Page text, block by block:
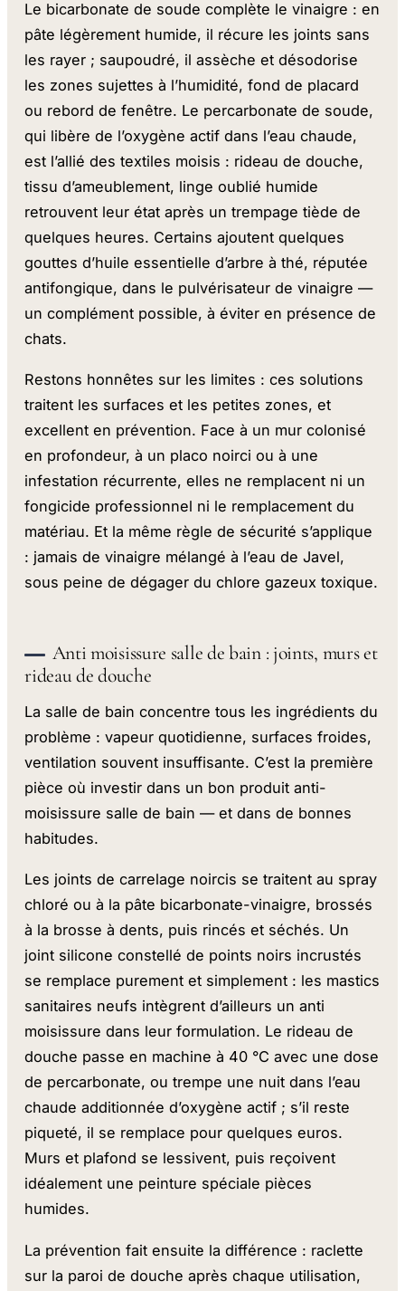
Le bicarbonate de soude complète le vinaigre : en
pâte légèrement humide, il récure les joints sans
les rayer ; saupoudré, il assèche et désodorise
les zones sujettes à l’humidité, fond de placard
ou rebord de fenêtre. Le percarbonate de soude,
qui libère de l’oxygène actif dans l’eau chaude,
est l’allié des textiles moisis : rideau de douche,
tissu d’ameublement, linge oublié humide
retrouvent leur état après un trempage tiède de
quelques heures. Certains ajoutent quelques
gouttes d’huile essentielle d’arbre à thé, réputée
antifongique, dans le pulvérisateur de vinaigre —
un complément possible, à éviter en présence de
chats.
Restons honnêtes sur les limites : ces solutions
traitent les surfaces et les petites zones, et
excellent en prévention. Face à un mur colonisé
en profondeur, à un placo noirci ou à une
infestation récurrente, elles ne remplacent ni un
fongicide professionnel ni le remplacement du
matériau. Et la même règle de sécurité s’applique
: jamais de vinaigre mélangé à l’eau de Javel,
sous peine de dégager du chlore gazeux toxique.
Anti moisissure salle de bain : joints, murs et
rideau de douche
La salle de bain concentre tous les ingrédients du
problème : vapeur quotidienne, surfaces froides,
ventilation souvent insuffisante. C’est la première
pièce où investir dans un bon produit anti-
moisissure salle de bain — et dans de bonnes
habitudes.
Les joints de carrelage noircis se traitent au spray
chloré ou à la pâte bicarbonate-vinaigre, brossés
à la brosse à dents, puis rincés et séchés. Un
joint silicone constellé de points noirs incrustés
se remplace purement et simplement : les mastics
sanitaires neufs intègrent d’ailleurs un anti
moisissure dans leur formulation. Le rideau de
douche passe en machine à 40 °C avec une dose
de percarbonate, ou trempe une nuit dans l’eau
chaude additionnée d’oxygène actif ; s’il reste
piqueté, il se remplace pour quelques euros.
Murs et plafond se lessivent, puis reçoivent
idéalement une peinture spéciale pièces
humides.
La prévention fait ensuite la différence : raclette
sur la paroi de douche après chaque utilisation,